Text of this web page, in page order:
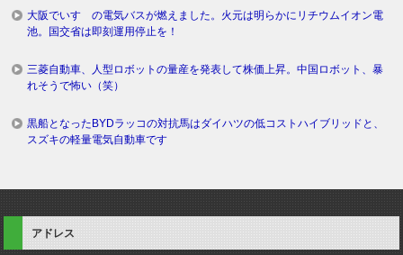
大阪でいすゞの電気バスが燃えました。火元は明らかにリチウムイオン電
池。国交省は即刻運用停止を！
三菱自動車、人型ロボットの量産を発表して株価上昇。中国ロボット、暴
れそうで怖い（笑）
黒船となったBYDラッコの対抗馬はダイハツの低コストハイブリッドと、
スズキの軽量電気自動車です
アドレス